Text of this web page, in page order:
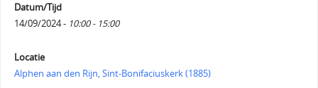
Datum/Tijd
14/09/2024 - 10:00 - 15:00
Locatie
Alphen aan den Rijn, Sint-Bonifaciuskerk (1885)